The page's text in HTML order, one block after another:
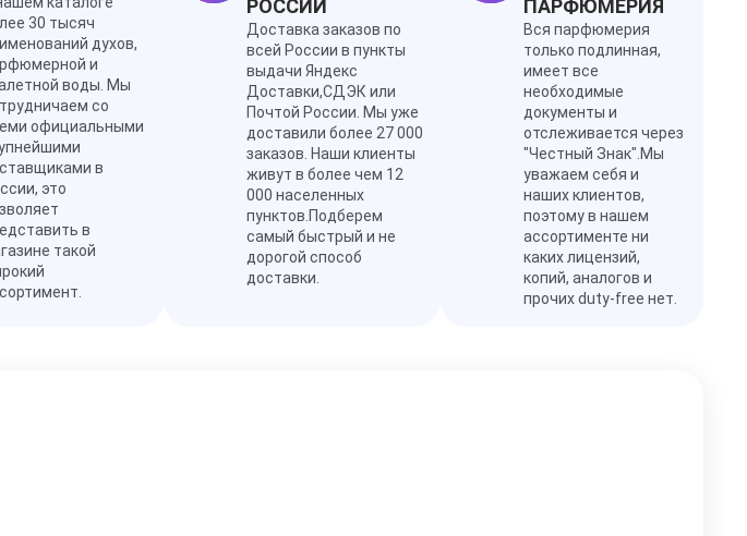
30 тысяч
духов,
и
воды. Мы
со
официальными
в
это
в
такой
РОССИИ
Доставка заказов по
всей России в пункты
выдачи Яндекс
Доставки,СДЭК или
Почтой России. Мы уже
доставили более 27 000
заказов. Наши клиенты
живут в более чем 12
000 населенных
пунктов.Подберем
самый быстрый и не
дорогой способ
доставки.
ПАРФЮМЕРИЯ
Вся парфюмерия
только подлинная,
имеет все
необходимые
документы и
отслеживается через
"Честный Знак".Мы
уважаем себя и
наших клиентов,
поэтому в нашем
ассортименте ни
каких лицензий,
копий, аналогов и
прочих duty-free нет.